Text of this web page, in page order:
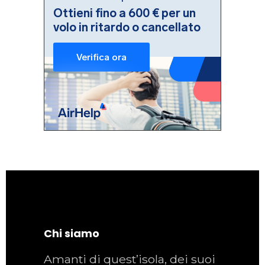
Chi siamo
Amanti di quest’isola, dei suoi